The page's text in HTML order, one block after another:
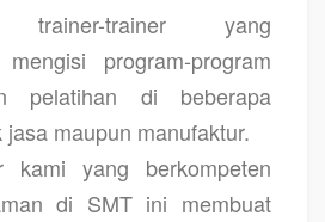
trainer-trainer yang
program-program
pelatihan di beberapa
maupun manufaktur.
kami yang berkompeten
di SMT ini membuat